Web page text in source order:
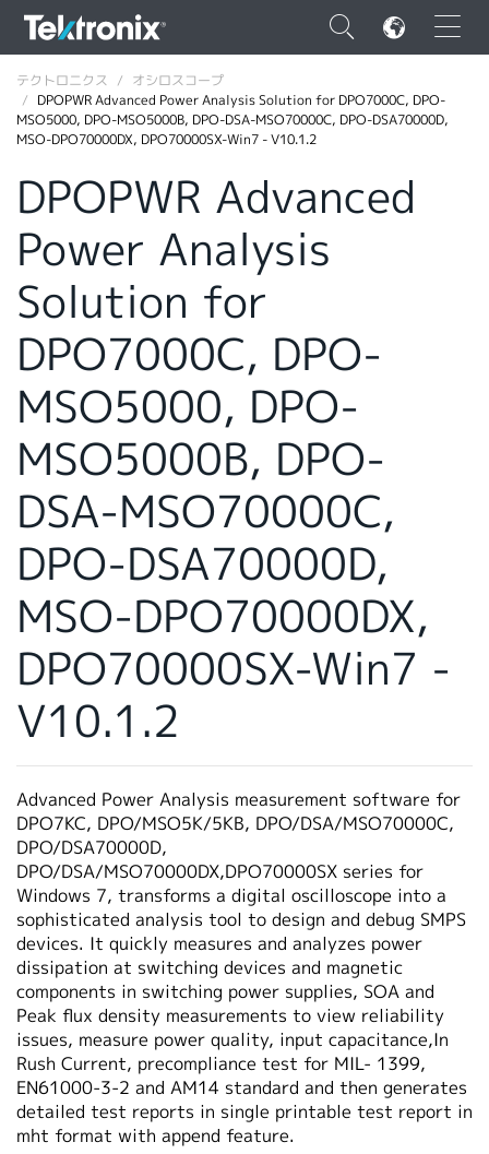
×
ENGLISH
FRANÇAIS
DEUTSCH
VIỆT NAM
日本語
韓国語
繁體中文
テクトロニクス
オシロスコープ
DPOPWR Advanced Power Analysis Solution for DPO7000C, DPO-
MSO5000, DPO-MSO5000B, DPO-DSA-MSO70000C, DPO-DSA70000D,
MSO-DPO70000DX, DPO70000SX-Win7 - V10.1.2
DPOPWR Advanced
Power Analysis
Solution for
DPO7000C, DPO-
MSO5000, DPO-
MSO5000B, DPO-
DSA-MSO70000C,
DPO-DSA70000D,
MSO-DPO70000DX,
DPO70000SX-Win7 -
V10.1.2
Advanced Power Analysis measurement software for
DPO7KC, DPO/MSO5K/5KB, DPO/DSA/MSO70000C,
DPO/DSA70000D,
DPO/DSA/MSO70000DX,DPO70000SX series for
Windows 7, transforms a digital oscilloscope into a
sophisticated analysis tool to design and debug SMPS
devices. It quickly measures and analyzes power
dissipation at switching devices and magnetic
components in switching power supplies, SOA and
Peak flux density measurements to view reliability
issues, measure power quality, input capacitance,In
Rush Current, precompliance test for MIL- 1399,
EN61000-3-2 and AM14 standard and then generates
detailed test reports in single printable test report in
mht format with append feature.